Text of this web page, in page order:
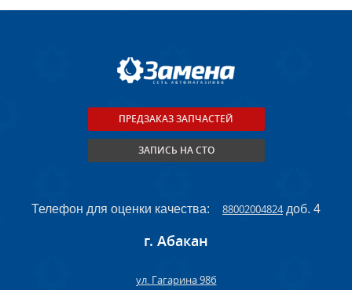
ПРЕДЗАКАЗ ЗАПЧАСТЕЙ
ЗАПИСЬ НА СТО
Телефон для оценки качества: 88002004824доб. 4
г. Абакан
ул. Гагарина 98б